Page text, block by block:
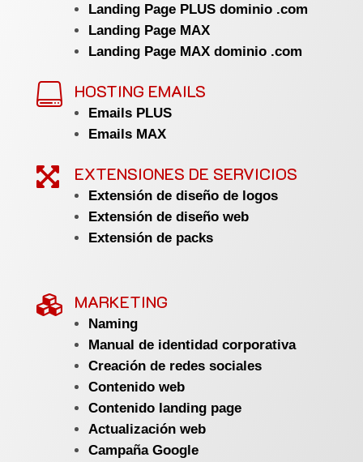
Landing Page PLUS dominio .com
Landing Page MAX
Landing Page MAX dominio .com
 HOSTING EMAILS
Emails PLUS
Emails MAX
 EXTENSIONES DE SERVICIOS
Extensión de diseño de logos
Extensión de diseño web
Extensión de packs
 MARKETING
Naming
Manual de identidad corporativa
Creación de redes sociales
Contenido web
Contenido landing page
Actualización web
Campaña Google